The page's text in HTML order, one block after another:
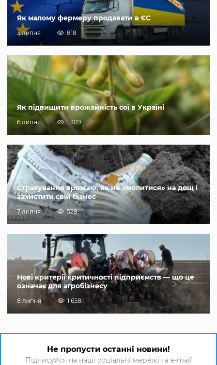
Як малому фермеру продавати в ЄС
3 липня 818
Як підвищити врожайність сої в Україні
6 липня 1 309
Страхування врожаю, як не «молитися» на дощ і
захистити свій бізнес
7 липня 528
Нові критерії критичності підприємств — що це
означає для агробізнесу
8 липня 1 658
Не пропусти останні новини!
Підписуйся на наші соціальні мережі та e-mail